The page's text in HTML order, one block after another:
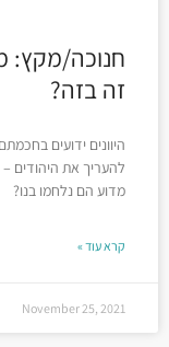
חנוכה/מקץ:
זה בזה?
היוונים ידועים
להעריך את היהודים
מדוע הם נלחמו בנו?
קרא עוד »
November 25, 2021